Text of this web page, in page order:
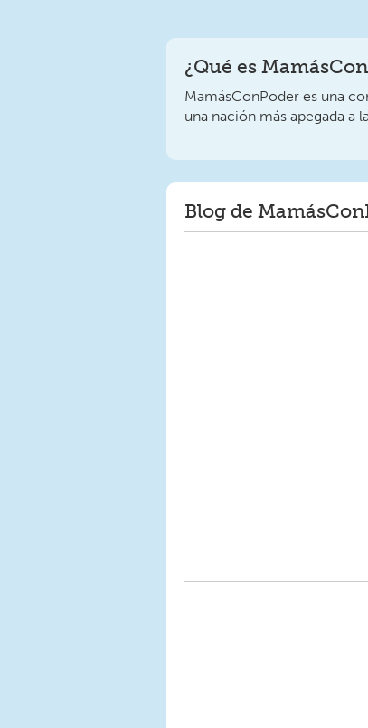
¿Qué es
MamásConPoder es una
una nación más apegada a
Blog de